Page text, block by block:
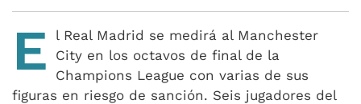
E
l Real Madrid se medirá al Manchester
City en los octavos de final de la
Champions League con varias de sus
figuras en riesgo de sanción. Seis jugadores del